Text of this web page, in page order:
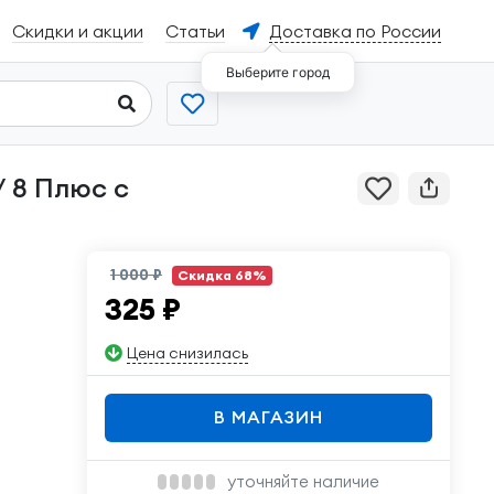
Скидки и акции Статьи Доставка по России
Выберите город
1 000 ₽ Скидка 68%
325 ₽
Цена снизилась
В МАГАЗИН
уточняйте наличие